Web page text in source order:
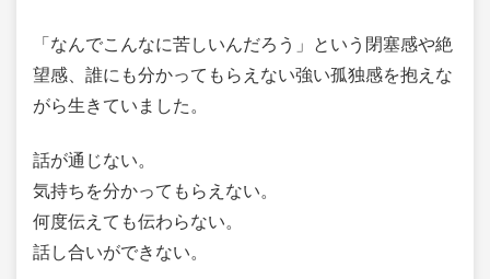
「なんでこんなに苦しいんだろう」という閉塞感や絶
望感、誰にも分かってもらえない強い孤独感を抱えな
がら生きていました。
話が通じない。
気持ちを分かってもらえない。
何度伝えても伝わらない。
話し合いができない。